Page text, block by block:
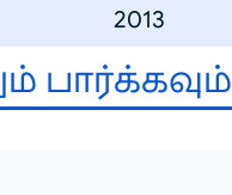
2013
பார்க்கவும்